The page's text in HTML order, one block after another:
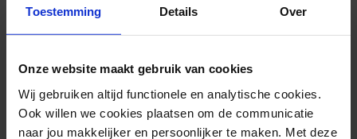
Toestemming Details Over
Onze website maakt gebruik van cookies
Wij gebruiken altijd functionele en analytische cookies.
Ook willen we cookies plaatsen om de communicatie
naar jou makkelijker en persoonlijker te maken. Met deze
ELITE-FIGHT-CLUB T-SHIRT
INFORMATIONEN:
Erhältlich in S – M – L – XL
100% Baumwolle